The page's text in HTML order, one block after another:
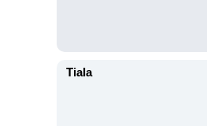
Tiala